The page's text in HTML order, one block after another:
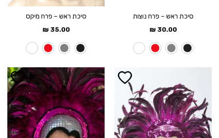
סיכת ראש – פרח נוצות
30.00
₪
סיכת ראש – פרח מיקס
35.00
₪